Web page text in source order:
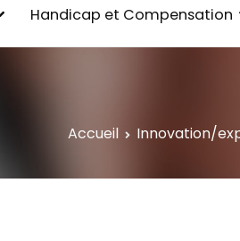
Handicap et Compensation
Accueil Innovation/